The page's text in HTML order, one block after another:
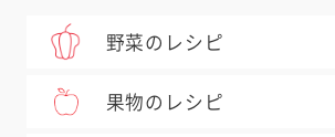
野菜のレシピ
果物のレシピ